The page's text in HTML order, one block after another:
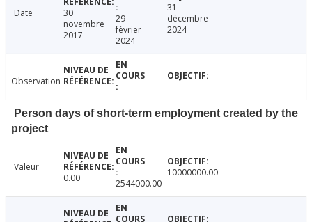
Date
30
novembre
2017
29
février
2024
31
décembre
2024
Observation
Person days of short-term employment created by the
project
Valeur
0.00
2544000.00
10000000.00